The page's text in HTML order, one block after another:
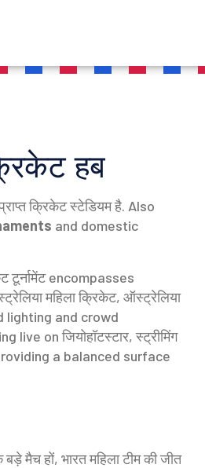
हब
क्रिकेट स्टेडियम है. Also
and domestic
टूर्नामेंटencompasses
महिला क्रिकेट, ऑस्ट्रेलिया
lighting and crowd
live onजियोहॉटस्टार,स्ट्रीमिंग
a balanced surface
मैच हों, भारत महिला टीम की जीत